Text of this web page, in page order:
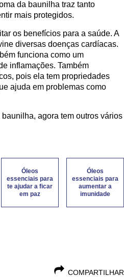
da baunilha traz tanto
mais protegidos.
os benefícios para a saúde. A
diversas doenças cardíacas.
funciona como um
inflamações. Também
pois ela tem propriedades
ajuda em problemas como
agora tem outros vários
Óleos
essenciais para
te ajudar a ficar
em paz
Óleos
essenciais para
aumentar a
imunidade
COMPARTILHAR